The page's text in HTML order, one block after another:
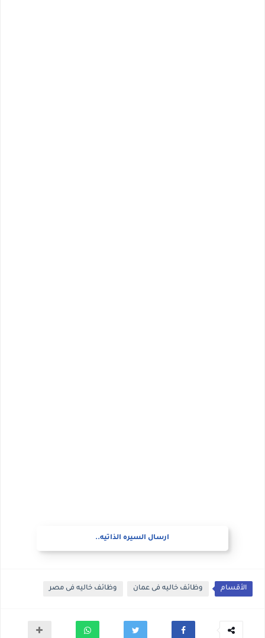
ارسال السيره الذاتيه..
الأقسام وظائف خاليه فى عمان وظائف خاليه فى مصر